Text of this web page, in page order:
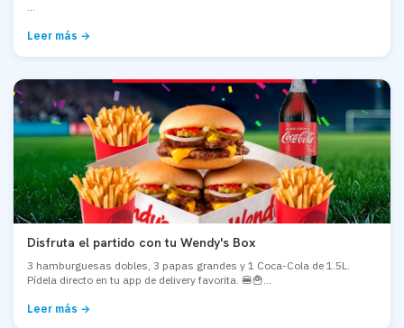
...
Leer más →
Disfruta el partido con tu Wendy's Box
3 hamburguesas dobles, 3 papas grandes y 1 Coca-Cola de 1.5L.
Pídela directo en tu app de delivery favorita. 🍔🍟...
Leer más →